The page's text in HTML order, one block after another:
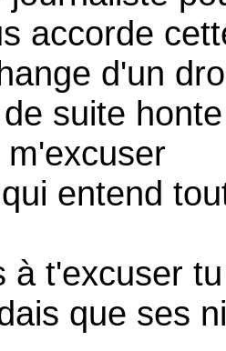
accorde
d'un
suite honte
entend
à t'excuser
que ses